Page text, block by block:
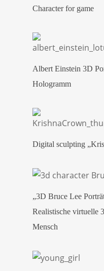
Character for game
Albert Einstein 3D
Hologramm
Digital sculpting
„3D Bruce Lee
Realistische virtuelle
Mensch